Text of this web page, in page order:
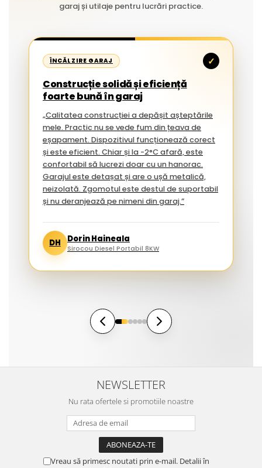
garaj și utilaje pentru lucrări practice.
ÎNCĂLZIRE GARAJ ✓
Construcție solidă și eficiență
foarte bună în garaj
„Calitatea construcției a depășit așteptările
mele. Practic nu se vede fum din țeava de
eșapament. Dispozitivul funcționează corect
și este eficient. Chiar și la -2°C afară, este
confortabil să lucrezi doar cu un hanorac.
Garajul este detașat și are o ușă metalică,
neizolată. Zgomotul este destul de suportabil
și nu deranjează pe nimeni din garaj.”
DH Dorin Haineala
Sirocou Diesel Portabil 8KW
NEWSLETTER
Nu rata ofertele si promotiile noastre
Vreau să primesc noutati prin e-mail. Detalii în